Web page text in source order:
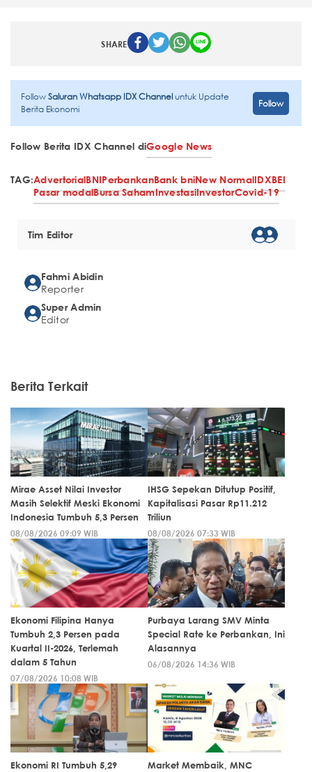
SHARE
FollowSaluran Whatsapp IDX Channeluntuk Update
Berita Ekonomi
Follow
Follow Berita IDX Channel diGoogle News
TAG:AdvertorialBNIPerbankanBank bniNew NormalIDXBEI
Pasar modalBursa SahamInvestasiInvestorCovid-19
Tim Editor
Fahmi Abidin
Reporter
Super Admin
Editor
Berita Terkait
Mirae Asset Nilai Investor
Masih Selektif Meski Ekonomi
Indonesia Tumbuh 5,3 Persen
08/08/2026 09:09 WIB
IHSG Sepekan Ditutup Positif,
Kapitalisasi Pasar Rp11.212
Triliun
08/08/2026 07:33 WIB
Ekonomi Filipina Hanya
Tumbuh 2,3 Persen pada
Kuartal II-2026, Terlemah
dalam 5 Tahun
07/08/2026 10:08 WIB
Purbaya Larang SMV Minta
Special Rate ke Perbankan, Ini
Alasannya
06/08/2026 14:36 WIB
Ekonomi RI Tumbuh 5,29
Market Membaik, MNC